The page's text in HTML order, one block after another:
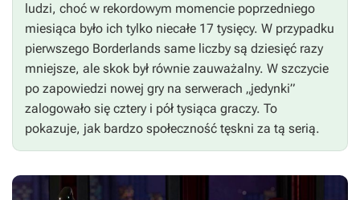
ludzi, choć w rekordowym momencie poprzedniego
miesiąca było ich tylko niecałe 17 tysięcy. W przypadku
pierwszego Borderlands same liczby są dziesięć razy
mniejsze, ale skok był równie zauważalny. W szczycie
po zapowiedzi nowej gry na serwerach „jedynki”
zalogowało się cztery i pół tysiąca graczy. To
pokazuje, jak bardzo społeczność tęskni za tą serią.